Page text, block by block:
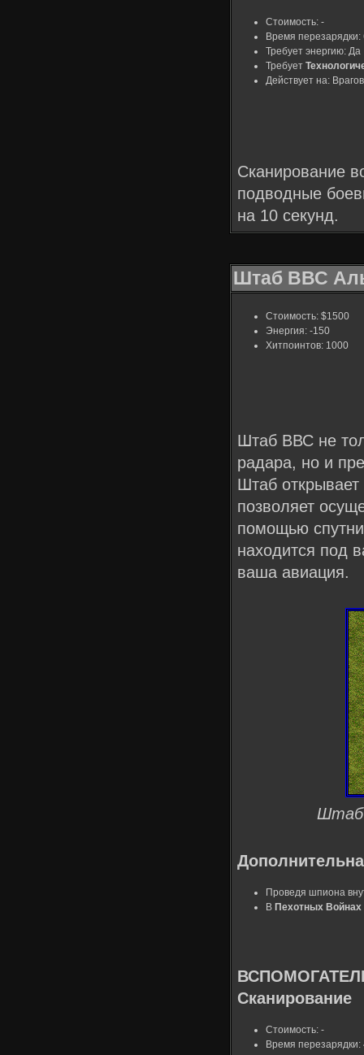
Стоимость: -
Время перезарядки:
Требует энергию: Да
Требует
Действует на: Врагов
Сканирование
подводные
на 10 секунд.
Штаб ВВС
Стоимость: $1500
Энергия: -150
Хитпоинтов: 1000
Штаб ВВС не
радара, но и
Штаб
позволяет
помощью
находится под
ваша авиация.
Штаб
Проведя шпиона
В Пехотных Войнах
Сканирование
Стоимость: -
Время перезарядки: